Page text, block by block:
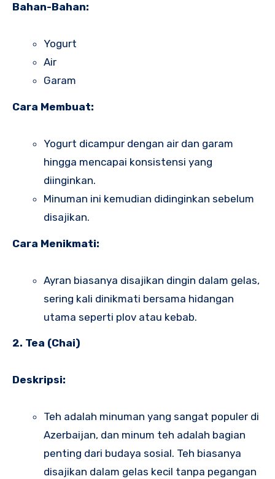
Bahan-Bahan:
Yogurt
Air
Garam
Cara Membuat:
Yogurt dicampur dengan air dan garam
hingga mencapai konsistensi yang
diinginkan.
Minuman ini kemudian didinginkan sebelum
disajikan.
Cara Menikmati:
Ayran biasanya disajikan dingin dalam gelas,
sering kali dinikmati bersama hidangan
utama seperti plov atau kebab.
2. Tea (Chai)
Deskripsi:
Teh adalah minuman yang sangat populer di
Azerbaijan, dan minum teh adalah bagian
penting dari budaya sosial. Teh biasanya
disajikan dalam gelas kecil tanpa pegangan